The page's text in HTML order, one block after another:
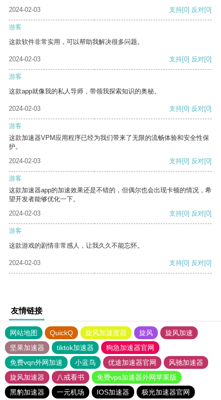
2024-02-03
支持[0] 反对[0]
游客
这款软件非常实用，可以帮助我解决很多问题。
2024-02-03 支持[0] 反对[0]
游客
这款app就像我的私人导师，带领我探索知识的奥秘。
2024-02-03 支持[0] 反对[0]
游客
这款加速器VPM应用程序已经为我们带来了无限的流畅体验和安全性保
护。
2024-02-03
支持[0] 反对[0]
游客
这款加速器app的加速效果还是不错的，但偶尔也会出现卡顿的情况，希
望开发者能够优化一下。
2024-02-03
支持[0] 反对[0]
游客
这款游戏的剧情非常感人，让我久久不能忘怀。
2024-02-03 支持[0] 反对[0]
友情链接
网站地图 QuickQ 旋风加速度器 旋风
旋风加速
坚果加速器
tiktok加速器
狗急加速器官网
免费vqn外网加速
小蓝鸟 优途加速器官网
风驰加速器
旋风加速器
八戒看书
免费vps加速器外网苹果版
黑豹加速器
一元机场 IOS加速器 极光加速器官网